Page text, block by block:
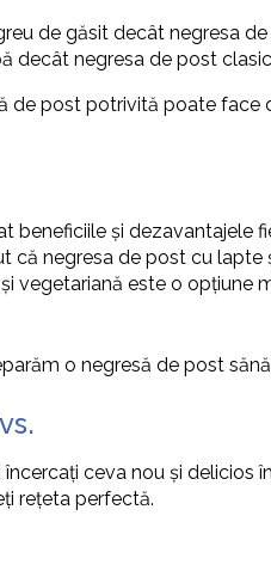
de găsit decât negresa
negresa de post
post potrivită poate
și dezavantajele
negresa de post cu
este o opțiune
o negresă de post
ceva nou și delicios
rețeta perfectă.